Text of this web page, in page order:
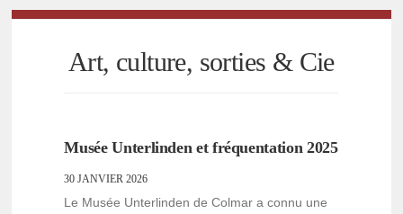
Art, culture, sorties & Cie
Musée Unterlinden et fréquentation 2025
30 JANVIER 2026
Le Musée Unterlinden de Colmar a connu une